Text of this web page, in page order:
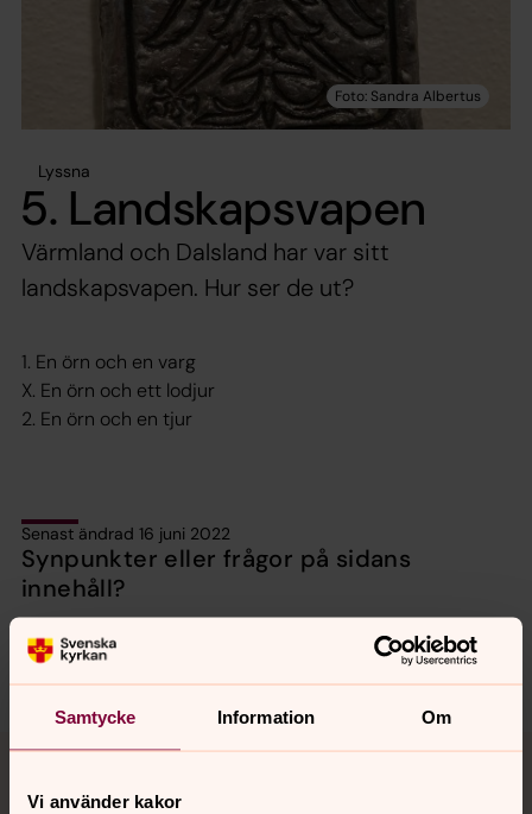
Samtycke Information Om
Vi använder kakor
Lyssna
5. Landskapsvapen
Värmland och Dalsland har var sitt
landskapsvapen. Hur ser de ut?
1. En örn och en varg
X. En örn och ett lodjur
2. En örn och en tjur
Senast ändrad 16 juni 2022
Synpunkter eller frågor på sidans
innehåll?
karlstads.pastorat@svenskakyrkan.se
Dela